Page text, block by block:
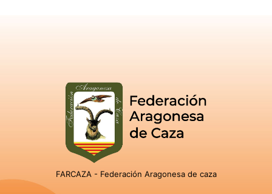
FARCAZA - Federación Aragonesa de caza